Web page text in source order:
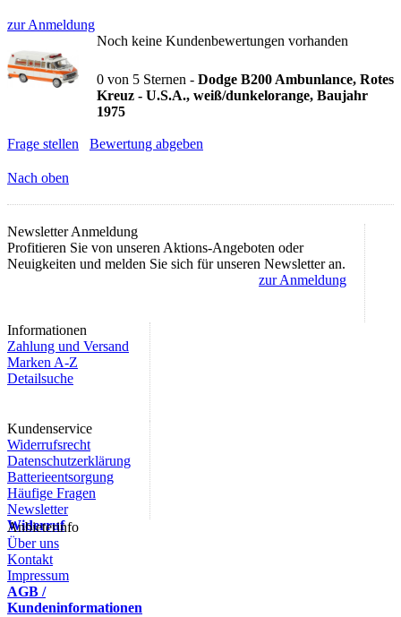
zur Anmeldung
Noch keine Kundenbewertungen vorhanden
0 von 5 Sternen - Dodge B200 Ambunlance, Rotes
Kreuz - U.S.A., weiß/dunkelorange, Baujahr
1975
Frage stellen Bewertung abgeben
Nach oben
Newsletter Anmeldung
Profitieren Sie von unseren Aktions-Angeboten oder
Neuigkeiten und melden Sie sich für unseren Newsletter an.
zur Anmeldung
Informationen
Zahlung und Versand
Marken A-Z
Detailsuche
Kundenservice
Widerrufsrecht
Datenschutzerklärung
Batterieentsorgung
Häufige Fragen
Newsletter
Widerruf
Anbieterinfo
Über uns
Kontakt
Impressum
AGB /
Kundeninformationen